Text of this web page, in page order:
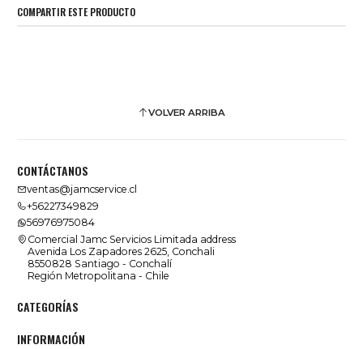
COMPARTIR ESTE PRODUCTO
VOLVER ARRIBA
CONTÁCTANOS
ventas@jamcservice.cl
+56227349829
56976975084
Comercial Jamc Servicios Limitada address
Avenida Los Zapadores 2625, Conchali
8550828 Santiago - Conchalí
Región Metropolitana - Chile
CATEGORÍAS
INFORMACIÓN